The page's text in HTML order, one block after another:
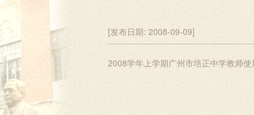
[发布日期: 2008-09-09]
2008学年上学期广州市培正中学教师